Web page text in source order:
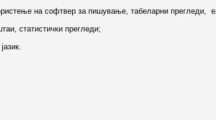
на софтвер за пишување, табеларни прегледи,
статистички прегледи;